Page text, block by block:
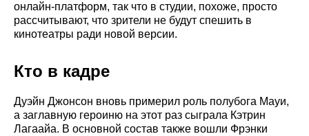
онлайн-платформ, так что в студии, похоже, просто
рассчитывают, что зрители не будут спешить в
кинотеатры ради новой версии.
Кто в кадре
Дуэйн Джонсон вновь примерил роль полубога Мауи,
а заглавную героиню на этот раз сыграла Кэтрин
Лагаайа. В основной состав также вошли Фрэнки